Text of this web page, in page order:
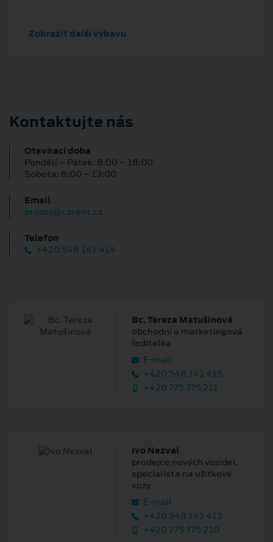
Zobrazit další výbavu
Kontaktujte nás
Otevírací doba
Pondělí – Pátek: 8:00 – 18:00
Sobota: 8:00 – 13:00
Email
prodej@carent.cz
Telefon
+420 548 141 414
Bc. Tereza Matušinová
obchodní a marketingová
ředitelka
E‑mail
+420 548 141 415
+420 775 775 211
Ivo Nezval
prodejce nových vozidel,
specialista na užitkové
vozy
E‑mail
+420 548 141 413
+420 775 775 210